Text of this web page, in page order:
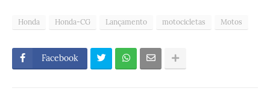
Honda Honda-CG Lançamento motocicletas Motos
Facebook